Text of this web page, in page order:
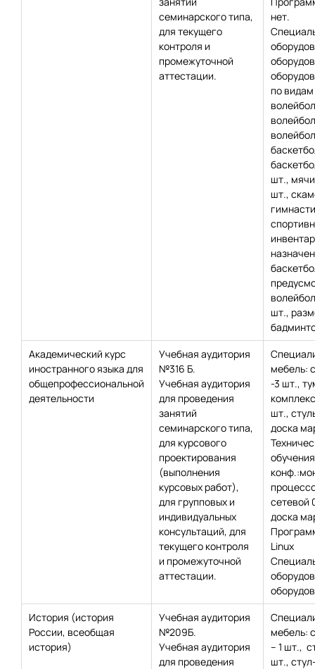
семинарского типа,
для текущего
контроля и
промежуточной
аттестации.
нет.
по
шт.,
шт.,
шт.,
Академический курс
иностранного языка для
общепрофессиональной
деятельности
Учебная аудитория
№316 Б.
Учебная аудитория
для проведения
занятий
семинарского типа,
для курсового
проектирования
(выполнения
курсовых работ),
для групповых и
индивидуальных
консультаций, для
текущего контроля
и промежуточной
аттестации.
мебель:
-3 шт.,
шт.,
доска
сетевой
доска
Linux
История (история
России, всеобщая
история)
Учебная аудитория
№209Б.
Учебная аудитория
для проведения
мебель:
– 1 шт.,
шт.,